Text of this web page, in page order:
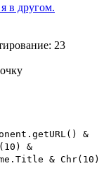
в другом.
: 23
&
&
& Chr(10)